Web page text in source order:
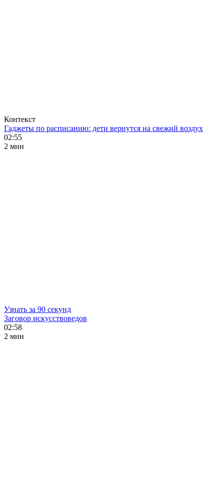
Контекст
Гаджеты по расписанию: дети вернутся на свежий воздух
02:55
2 мин
Узнать за 90 секунд
Заговор искусствоведов
02:58
2 мин